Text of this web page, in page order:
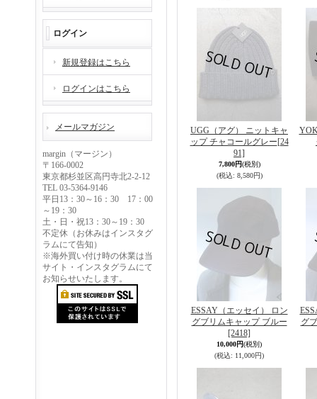
ログイン
新規登録はこちら
ログインはこちら
メールマガジン
margin（マージン）
〒166-0002
東京都杉並区高円寺北2-2-12
TEL 03-5364-9146
平日13：30～16：30 17：00
～19：30
土・日・祝13：30～19：30
不定休（お休みはインスタグ
ラムにて告知）
※海外買い付け時の休業は当
サイト・インスタグラムにて
お知らせいたします。
UGG（アグ） ニットキャ
ップ チャコールグレー[24
91]
7,800円(税別)
(税込: 8,580円)
ESSAY（エッセイ） ロン
グブリムキャップ ブルー
[2418]
10,000円(税別)
(税込: 11,000円)
グ